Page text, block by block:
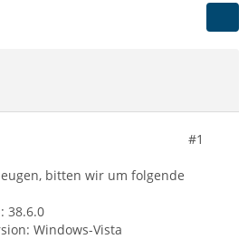
#1
bitten wir um folgende
38.6.0
Windows-Vista